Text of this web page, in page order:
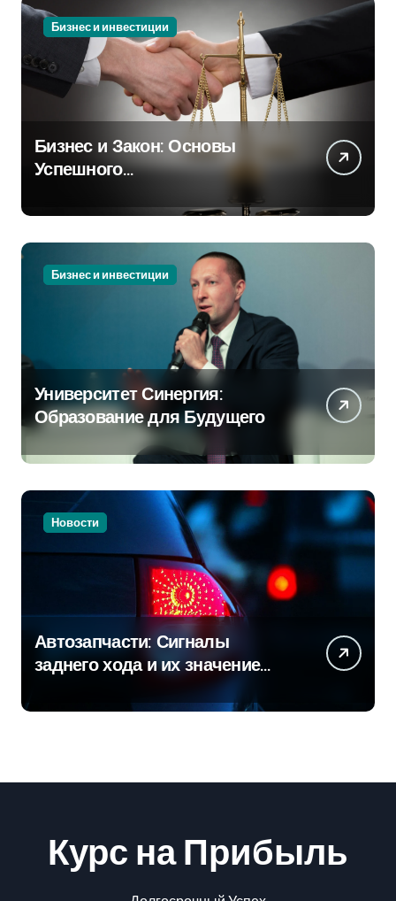
Бизнес и инвестиции
Бизнес и Закон: Основы
Успешного
Бизнес и инвестиции
Университет Синергия:
Образование для Будущего
Новости
Автозапчасти: Сигналы
заднего хода и их значение
для безопасности на дороге
Курс на Прибыль